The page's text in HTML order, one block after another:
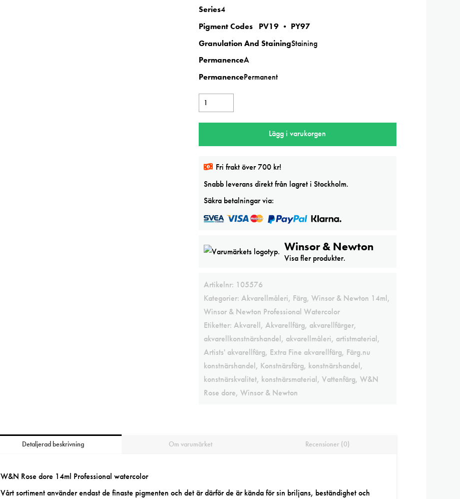
Series4
Pigment Codes PV19 • PY97
Granulation And StainingStaining
PermanenceA
PermanencePermanent
W&N
Rose
watercolor
mängd
Lägg i varukorgen
Fri frakt över 700 kr!
Snabb leverans direkt från lagret i Stockholm.
Säkra betalningar via:
Winsor & Newton
Visa fler produkter.
Artikelnr: 105576
Kategorier: Akvarellmåleri, Färg, Winsor & Newton 14ml,
Winsor & Newton Professional Watercolor
Etiketter: Akvarell, Akvarellfärg, akvarellfärger,
akvarellkonstnärshandel, akvarellmåleri, artistmaterial,
Artists' akvarellfärg, Extra Fine akvarellfärg, Färg.nu
konstnärshandel, Konstnärsfärg, konstnärshandel,
konstnärskvalitet, konstnärsmaterial, Vattenfärg, W&N
Rose dore, Winsor & Newton
Detaljerad beskrivning Om varumärket Recensioner (0)
W&N Rose dore 14ml Professional watercolor
Vårt sortimentanvänder endast de finaste pigmenten och det är därför de är kända för sin briljans, beständighet och